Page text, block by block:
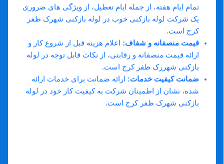
تمام ایام هفته، از جمله ایام تعطیل، از ویژگی ‌های ضروری
یک شرکت لوله بازکنی خوب در لوله بازکنی شهرک ظفر
کرج است.
قیمت منصفانه و شفاف: اعلام هزینه قبل از شروع کار و
ارائه قیمت منصفانه و رقابتی، از نکات قابل توجه در لوله
بازکنی شهررک ظفر کرج است.
ضمانت کیفیت خدمات: ارائه ضمانت برای خدمات ارائه
شده، نشان از اطمینان شرکت به کیفیت کار خود در لوله
بازکنی شهرک ظفر کرج است.